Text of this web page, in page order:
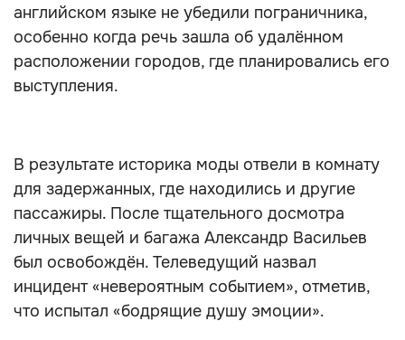
английском языке не убедили пограничника,
особенно когда речь зашла об удалённом
расположении городов, где планировались его
выступления.
В результате историка моды отвели в комнату
для задержанных, где находились и другие
пассажиры. После тщательного досмотра
личных вещей и багажа Александр Васильев
был освобождён. Телеведущий назвал
инцидент «невероятным событием», отметив,
что испытал «бодрящие душу эмоции».